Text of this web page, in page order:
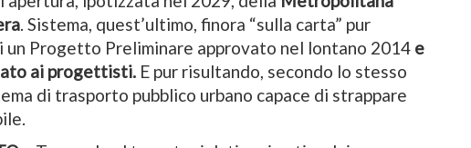
. Sistema, quest’ultimo, finora “sulla carta” pur
un Progetto Preliminare approvato nel lontano 2014 e
ai progettisti. E pur risultando, secondo lo stesso
di trasporto pubblico urbano capace di strappare